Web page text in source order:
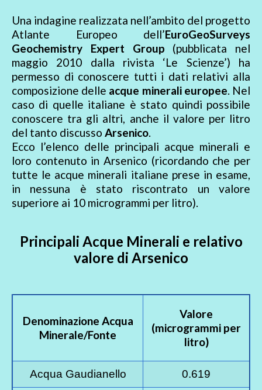
Una indagine realizzata nell’ambito del progetto
Atlante Europeo dell’EuroGeoSurveys
Geochemistry Expert Group (pubblicata nel
maggio 2010 dalla rivista ‘Le Scienze’) ha
permesso di conoscere tutti i dati relativi alla
composizione delle acque minerali europee. Nel
caso di quelle italiane è stato quindi possibile
conoscere tra gli altri, anche il valore per litro
del tanto discusso Arsenico.
Ecco l’elenco delle principali acque minerali e
loro contenuto in Arsenico (ricordando che per
tutte le acque minerali italiane prese in esame,
in nessuna è stato riscontrato un valore
superiore ai 10 microgrammi per litro).
Principali Acque Minerali e relativo
valore di Arsenico
Denominazione Acqua
Minerale/Fonte
Valore
(microgrammi per
litro)
Acqua Gaudianello 0.619